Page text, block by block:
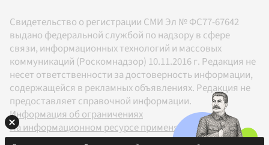
Свидетельство о регистрации СМИ Эл № ФС77-67642
выдано федеральной службой по надзору в сфере
связи, информационных технологий и массовых
коммуникаций (Роскомнадзор) 10.11.2016 г. Редакция не
несет ответственности за достоверность информации,
содержащейся в рекламных объявлениях. Редакция не
предоставляет справочной информации.
Информация об ограничениях
На информационном ресурсе применяются
рекомендательные технологии в соответствии с